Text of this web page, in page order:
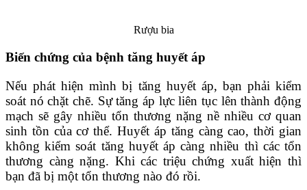
Rượu bia
Biến chứng của bệnh tăng huyết áp
Nếu phát hiện mình bị tăng huyết áp, bạn phải kiểm
soát nó chặt chẽ. Sự tăng áp lực liên tục lên thành động
mạch sẽ gây nhiều tổn thương nặng nề nhiều cơ quan
sinh tồn của cơ thể. Huyết áp tăng càng cao, thời gian
không kiểm soát tăng huyết áp càng nhiều thì các tổn
thương càng nặng. Khi các triệu chứng xuất hiện thì
bạn đã bị một tổn thương nào đó rồi.